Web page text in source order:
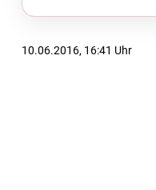
10.06.2016, 16:41 Uhr